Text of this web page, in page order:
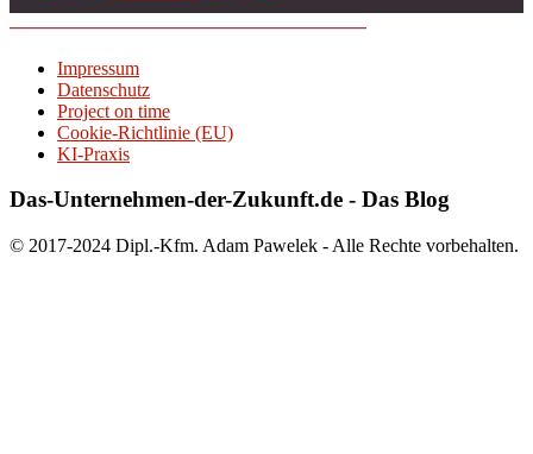
Impressum
Datenschutz
Project on time
Cookie-Richtlinie (EU)
KI-Praxis
Das-Unternehmen-der-Zukunft.de - Das Blog
© 2017-2024 Dipl.-Kfm. Adam Pawelek - Alle Rechte vorbehalten.